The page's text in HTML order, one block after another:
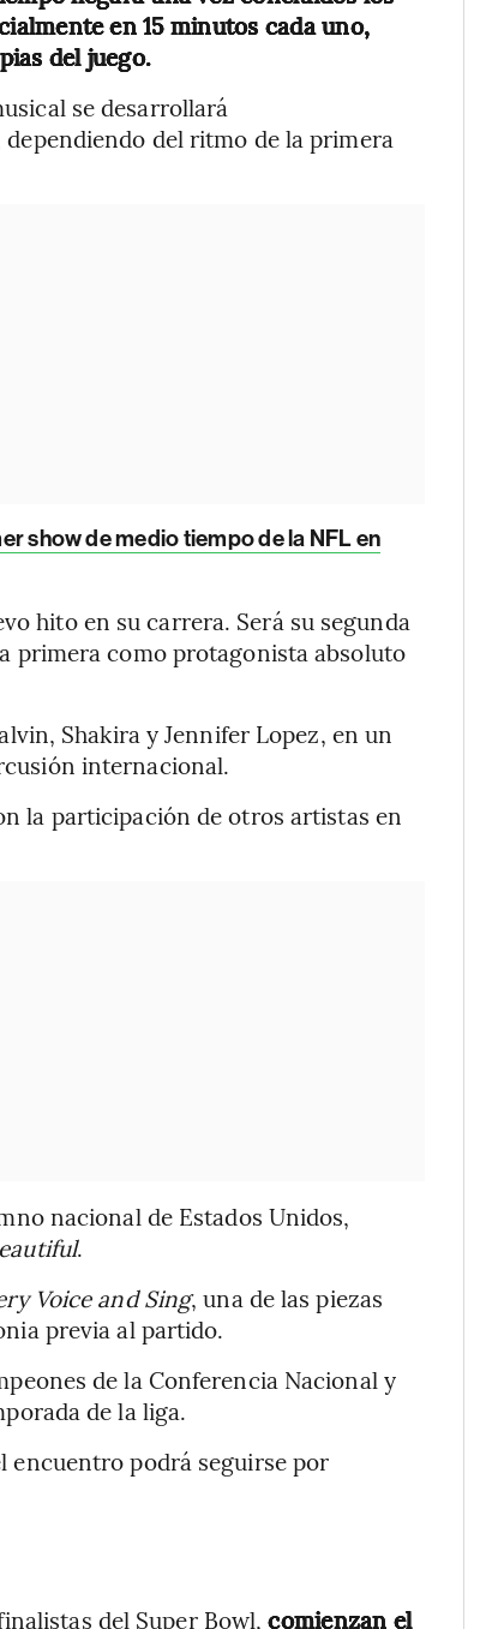
en 15 minutos cada uno,
del juego.
se desarrollará
del ritmo de la primera
show de medio tiempo de la NFL en
hito en su carrera. Será su segunda
primera como protagonista absoluto
Shakira y Jennifer Lopez, en un
internacional.
la participación de otros artistas en
nacional de Estados Unidos,
.
Voice and Sing, una de las piezas
previa al partido.
de la Conferencia Nacional y
de la liga.
encuentro podrá seguirse por
del Super Bowl,comienzan el